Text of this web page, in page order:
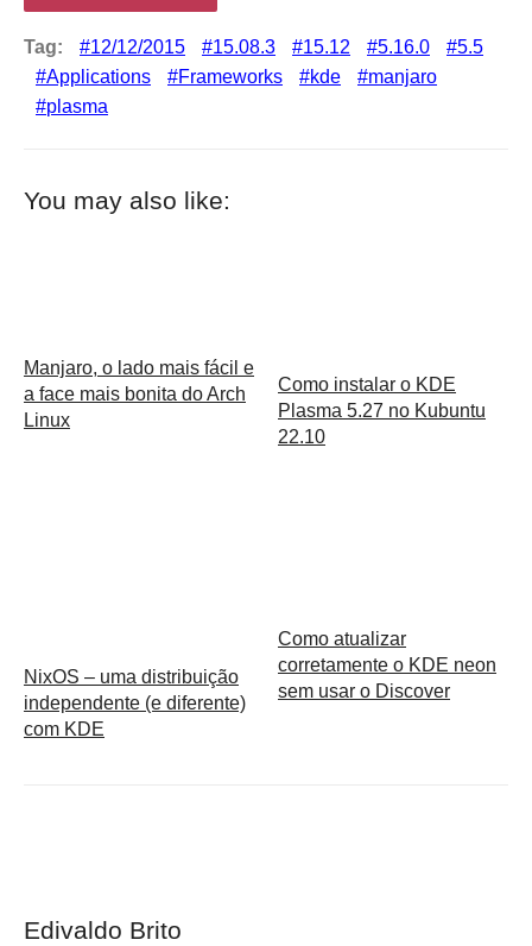
Tag: 12/12/2015 15.08.3 15.12 5.16.0
5.5
Applications
Frameworks kde
manjaro
plasma
You may also like:
Manjaro, o lado mais fácil e
a face mais bonita do Arch
Linux
Como instalar o KDE
Plasma 5.27 no Kubuntu
22.10
NixOS – uma distribuição
independente (e diferente)
com KDE
Como atualizar
corretamente o KDE neon
sem usar o Discover
Edivaldo Brito